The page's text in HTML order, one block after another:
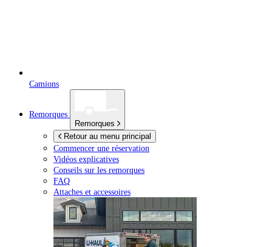
Camions
Remorques
Remorques
Retour au menu principal
Commencer une réservation
Vidéos explicatives
Conseils sur les remorques
FAQ
Attaches et accessoires